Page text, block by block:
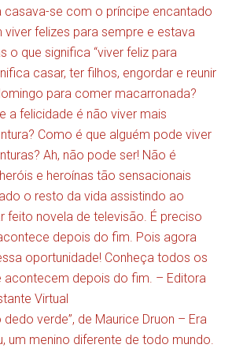
casava-se com o príncipe encantado
viver felizes para sempre e estava
o que significa “viver feliz para
casar, ter filhos, engordar e reunir
para comer macarronada?
a felicidade é não viver mais
Como é que alguém pode viver
Ah, não pode ser! Não é
e heroínas tão sensacionais
o resto da vida assistindo ao
feito novela de televisão. É preciso
depois do fim. Pois agora
oportunidade! Conheça todos os
acontecem depois do fim. – Editora
Virtual
dedo verde”, de Maurice Druon – Era
um menino diferente de todo mundo.